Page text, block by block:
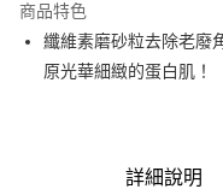
悠遊付
ATM付款
商品特色
纖維素磨砂粒去除老廢
原光華細緻的蛋白肌！
詳細說明